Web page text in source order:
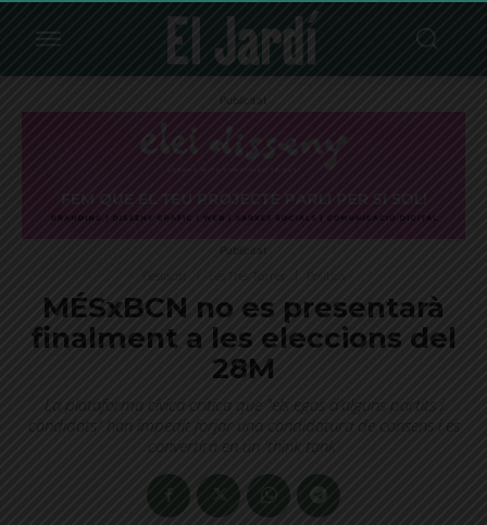
Publicitat
Publicitat
MÉSxBCN no es presentarà
finalment a les eleccions del
28M
La plataforma cívica critica que "els egos d’alguns partits i
candidats" han impedit forjar una candidatura de consens i es
convertirà en un 'think tank'